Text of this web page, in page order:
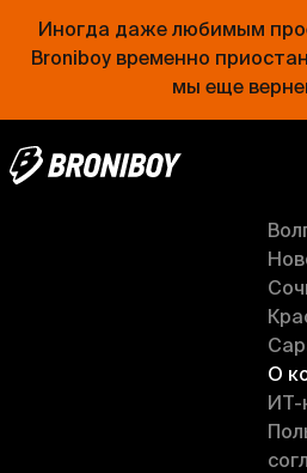
Иногда даже любимым
Broniboy временно
мы еще
Подарки
Популярные места
Самовар
Ru
О
ИT-